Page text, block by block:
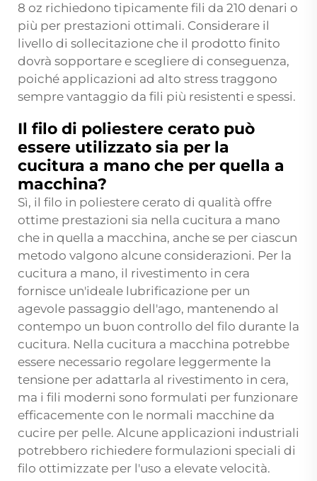
8 oz richiedono tipicamente fili da 210 denari o
più per prestazioni ottimali. Considerare il
livello di sollecitazione che il prodotto finito
dovrà sopportare e scegliere di conseguenza,
poiché applicazioni ad alto stress traggono
sempre vantaggio da fili più resistenti e spessi.
Il filo di poliestere cerato può
essere utilizzato sia per la
cucitura a mano che per quella a
macchina?
Sì, il filo in poliestere cerato di qualità offre
ottime prestazioni sia nella cucitura a mano
che in quella a macchina, anche se per ciascun
metodo valgono alcune considerazioni. Per la
cucitura a mano, il rivestimento in cera
fornisce un'ideale lubrificazione per un
agevole passaggio dell'ago, mantenendo al
contempo un buon controllo del filo durante la
cucitura. Nella cucitura a macchina potrebbe
essere necessario regolare leggermente la
tensione per adattarla al rivestimento in cera,
ma i fili moderni sono formulati per funzionare
efficacemente con le normali macchine da
cucire per pelle. Alcune applicazioni industriali
potrebbero richiedere formulazioni speciali di
filo ottimizzate per l'uso a elevate velocità.